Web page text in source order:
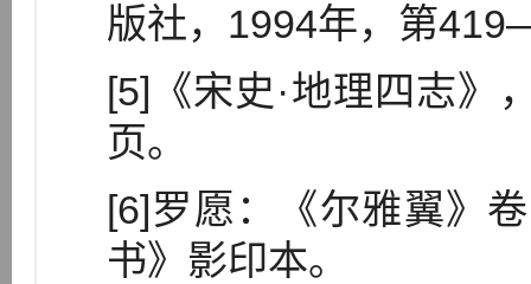
版社，1994年，第
[5]《宋史·地理四志》
页。
[6]罗愿：《尔雅翼》
书》影印本。